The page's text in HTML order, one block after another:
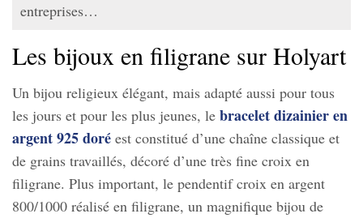
entreprises…
Les bijoux en filigrane sur Holyart
Un bijou religieux élégant, mais adapté aussi pour tous
les jours et pour les plus jeunes, le bracelet dizainier en
argent 925 doré est constitué d’une chaîne classique et
de grains travaillés, décoré d’une très fine croix en
filigrane. Plus important, le pendentif croix en argent
800/1000 réalisé en filigrane, un magnifique bijou de